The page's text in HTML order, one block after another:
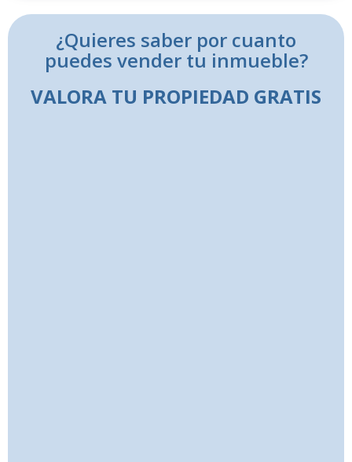
¿Quieres saber por cuanto
puedes vender tu inmueble?
VALORA TU PROPIEDAD GRATIS